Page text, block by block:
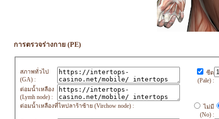
การตรวจร่างกาย (PE)
สภาพทั่วไป
(GA) :
ซีด
(Pale) :
ต่อมน้ำเหลือง
(Lymh node) :
ต่อมน้ำเหลืองที่ไหปลาร้าซ้าย (Virchow node) :
ไม่มี
(No) :